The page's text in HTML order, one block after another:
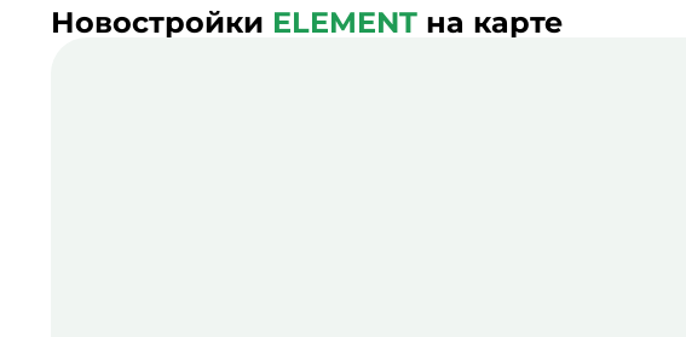
Новостройки ELEMENT на карте